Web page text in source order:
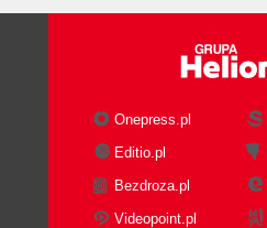
Onepress.pl
Editio.pl
Bezdroza.pl
Videopoint.pl